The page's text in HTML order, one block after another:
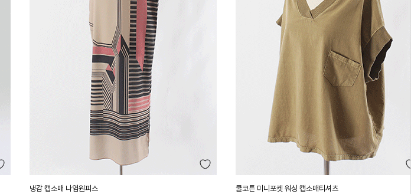
냉감 캡소매 나염원피스 쿨코튼 미니포켓 워싱 캡소매티셔츠